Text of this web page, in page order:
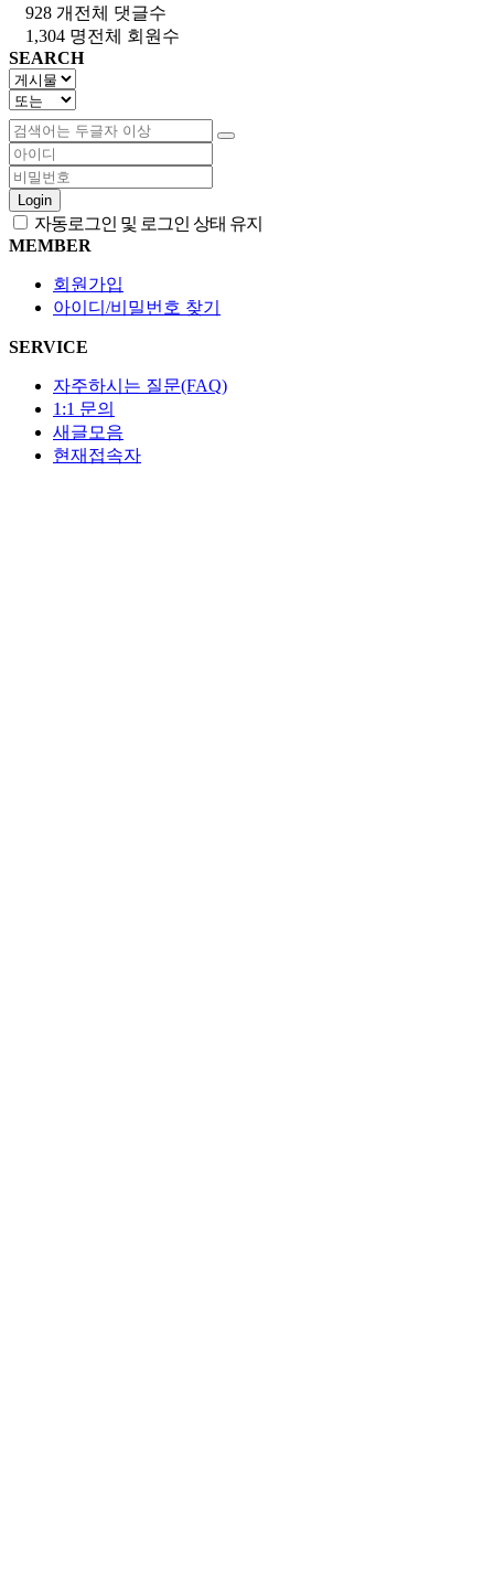
928 개 전체 댓글수
1,304 명전체 회원수
SEARCH
Login
자동로그인 및 로그인 상태 유지
MEMBER
회원가입
아이디/비밀번호 찾기
SERVICE
자주하시는 질문(FAQ)
1:1 문의
새글모음
현재접속자